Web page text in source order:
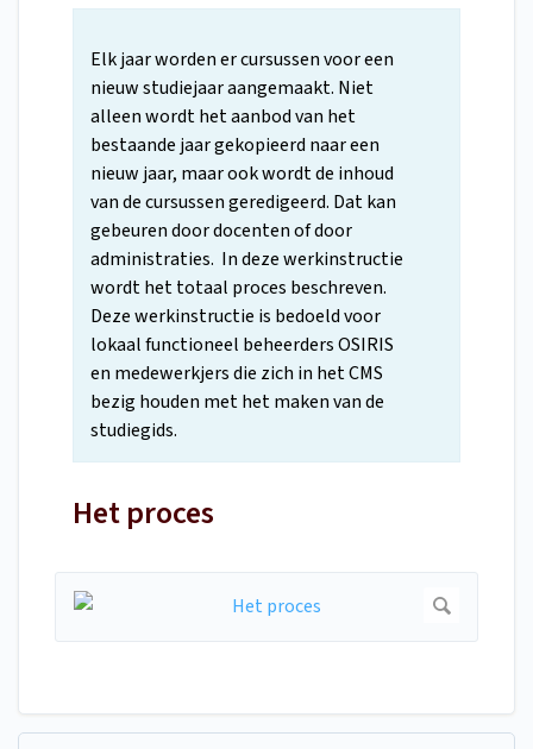
Elk jaar worden er cursussen voor een
nieuw studiejaar aangemaakt. Niet
alleen wordt het aanbod van het
bestaande jaar gekopieerd naar een
nieuw jaar, maar ook wordt de inhoud
van de cursussen geredigeerd. Dat kan
gebeuren door docenten of door
administraties. In deze werkinstructie
wordt het totaal proces beschreven.
Deze werkinstructie is bedoeld voor
lokaal functioneel beheerders OSIRIS
en medewerkjers die zich in het CMS
bezig houden met het maken van de
studiegids.
Het proces